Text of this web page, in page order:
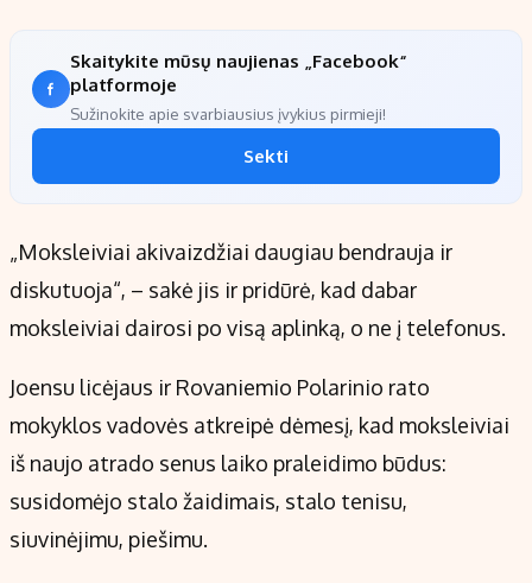
Skaitykite mūsų naujienas „Facebook“
platformoje
Sužinokite apie svarbiausius įvykius pirmieji!
Sekti
„Moksleiviai akivaizdžiai daugiau bendrauja ir
diskutuoja“, – sakė jis ir pridūrė, kad dabar
moksleiviai dairosi po visą aplinką, o ne į telefonus.
Joensu licėjaus ir Rovaniemio Polarinio rato
mokyklos vadovės atkreipė dėmesį, kad moksleiviai
iš naujo atrado senus laiko praleidimo būdus:
susidomėjo stalo žaidimais, stalo tenisu,
siuvinėjimu, piešimu.